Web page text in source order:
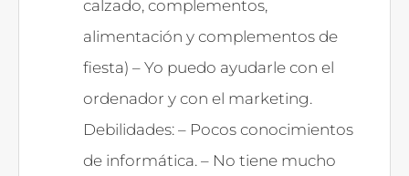
calzado, complementos,
alimentación y complementos de
fiesta) – Yo puedo ayudarle con el
ordenador y con el marketing.
Debilidades: – Pocos conocimientos
de informática. – No tiene mucho